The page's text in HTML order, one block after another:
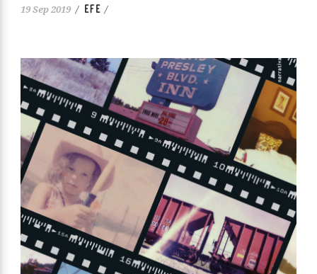
19 Sep 2019 / EFE /